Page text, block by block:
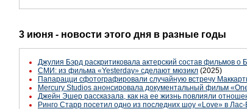
3 июня - новости этого дня в разные годы
Джулия Бэрд раскритиковала актерский состав фильмов о
СМИ: из фильма «Yesterday» сделают мюзикл (2025)
Папарацци сфотографировали случайную встречу
Mercury Studios анонсировала документальный фильм
Джейн Эшер рассказала, как на ее жизнь повлияли
Ринго Старр посетил одно из последних шоу «Love» в Лас-